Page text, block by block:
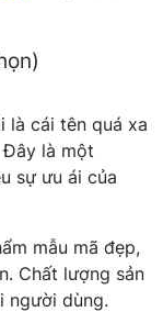
là cái tên quá xa
Đây là một
sự ưu ái của
mẫu mã đẹp,
Chất lượng sản
người dùng.